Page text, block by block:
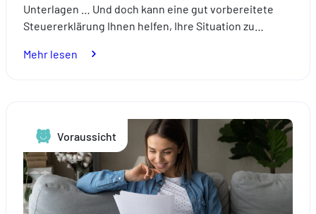
Unterlagen … Und doch kann eine gut vorbereitete
Steuererklärung Ihnen helfen, Ihre Situation zu…
Mehr lesen
denn
je
mit
Foyer
Voraussicht